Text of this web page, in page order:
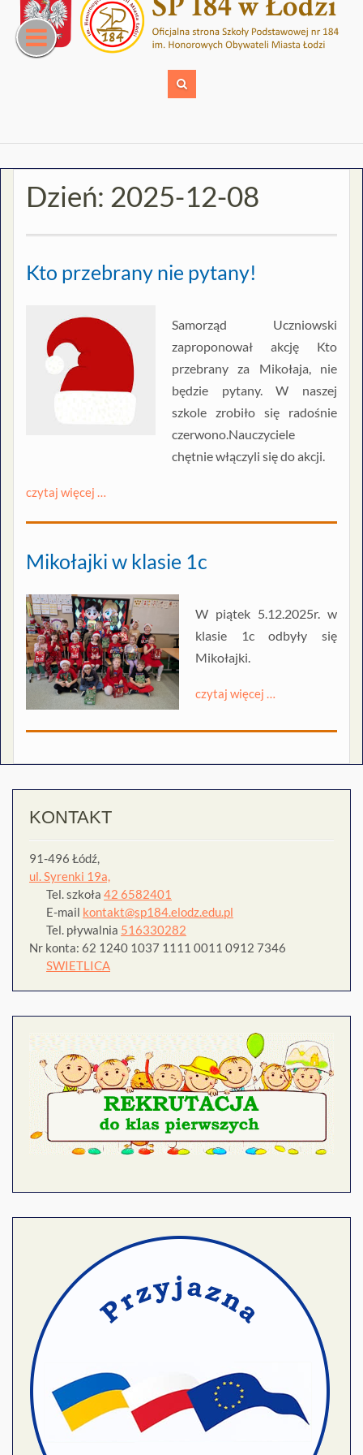
content
Dzień: 2025-12-08
Kto przebrany nie pytany!
Samorząd Uczniowski
zaproponował akcję Kto
przebrany za Mikołaja, nie
będzie pytany. W naszej
szkole zrobiło się radośnie
czerwono.Nauczyciele
chętnie włączyli się do akcji.
czytaj więcej …
Mikołajki w klasie 1c
W piątek 5.12.2025r. w
klasie 1c odbyły się
Mikołajki.
czytaj więcej …
KONTAKT
91-496 Łódź,
ul. Syrenki 19a,
Tel. szkoła 42 6582401
E-mail kontakt@sp184.elodz.edu.pl
Tel. pływalnia 516330282
Nr konta: 62 1240 1037 1111 0011 0912 7346
SWIETLICA